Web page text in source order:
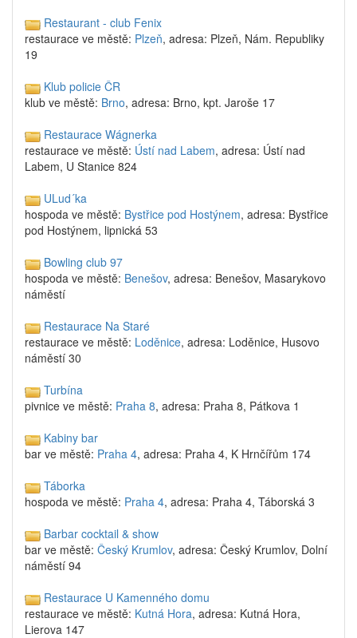
Restaurant - club Fenix
restaurace ve městě: Plzeň, adresa: Plzeň, Nám. Republiky
19
Klub policie ČR
klub ve městě: Brno, adresa: Brno, kpt. Jaroše 17
Restaurace Wágnerka
restaurace ve městě: Ústí nad Labem, adresa: Ústí nad
Labem, U Stanice 824
ULud´ka
hospoda ve městě: Bystřice pod Hostýnem, adresa: Bystřice
pod Hostýnem, lipnická 53
Bowling club 97
hospoda ve městě: Benešov, adresa: Benešov, Masarykovo
náměstí
Restaurace Na Staré
restaurace ve městě: Loděnice, adresa: Loděnice, Husovo
náměstí 30
Turbína
pivnice ve městě: Praha 8, adresa: Praha 8, Pátkova 1
Kabiny bar
bar ve městě: Praha 4, adresa: Praha 4, K Hrnčířům 174
Táborka
hospoda ve městě: Praha 4, adresa: Praha 4, Táborská 3
Barbar cocktail & show
bar ve městě: Český Krumlov, adresa: Český Krumlov, Dolní
náměstí 94
Restaurace U Kamenného domu
restaurace ve městě: Kutná Hora, adresa: Kutná Hora,
Lierova 147